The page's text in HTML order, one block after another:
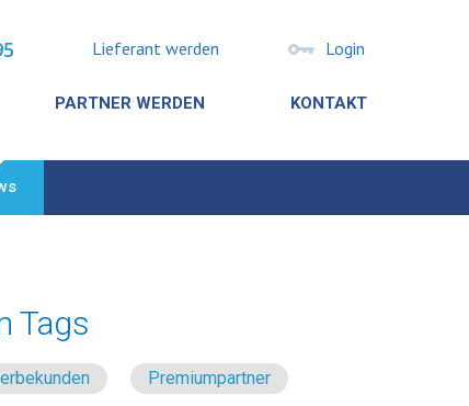
Lieferant werden Login
PARTNER WERDEN KONTAKT
Tags
Premiumpartner